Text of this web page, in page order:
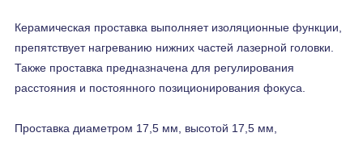
Керамическая проставка выполняет изоляционные функции,
препятствует нагреванию нижних частей лазерной головки.
Также проставка предназначена для регулирования
расстояния и постоянного позиционирования фокуса.
Проставка диаметром 17,5 мм, высотой 17,5 мм,